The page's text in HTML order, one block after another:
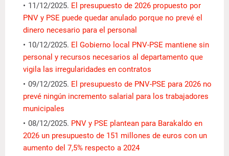
11/12/2025. El presupuesto de 2026 propuesto por
PNV y PSE puede quedar anulado porque no prevé el
dinero necesario para el personal
10/12/2025. El Gobierno local PNV-PSE mantiene sin
personal y recursos necesarios al departamento que
vigila las irregularidades en contratos
09/12/2025. El presupuesto de PNV-PSE para 2026 no
prevé ningún incremento salarial para los trabajadores
municipales
08/12/2025. PNV y PSE plantean para Barakaldo en
2026 un presupuesto de 151 millones de euros con un
aumento del 7,5% respecto a 2024